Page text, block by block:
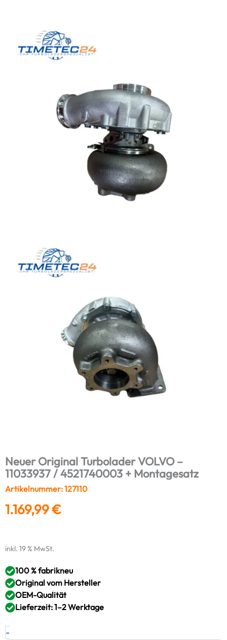
Neuer Original Turbolader VOLVO –
11033937 / 4521740003 + Montagesatz
Artikelnummer: 127110
1.169,99€
inkl. 19 % MwSt.
100 % fabrikneu
Original vom Hersteller
OEM-Qualität
Lieferzeit: 1–2 Werktage
-
Neuer
Original